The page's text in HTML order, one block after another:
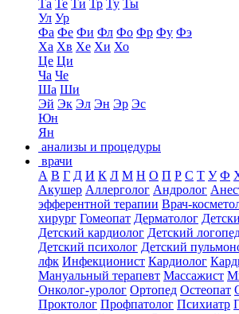
Та Те Ти Тр Ту Ты
Ул Ур
Фа Фе Фи Фл Фо Фр Фу Фэ
Ха Хв Хе Хи Хо
Це Ци
Ча Че
Ша Ши
Эй Эк Эл Эн Эр Эс
Юн
Ян
анализы и процедуры
врачи
А В Г Д И К Л М Н О П Р С Т У Ф
Акушер Аллерголог Андролог
эфферентной терапии Врач-
хирург Гомеопат Дерматолог
Детский кардиолог Детский
Детский психолог Детский
лфк Инфекционист Кардиолог
Мануальный терапевт Массажист
Онколог-уролог Ортопед Остеопат
Проктолог Профпатолог Психиатр